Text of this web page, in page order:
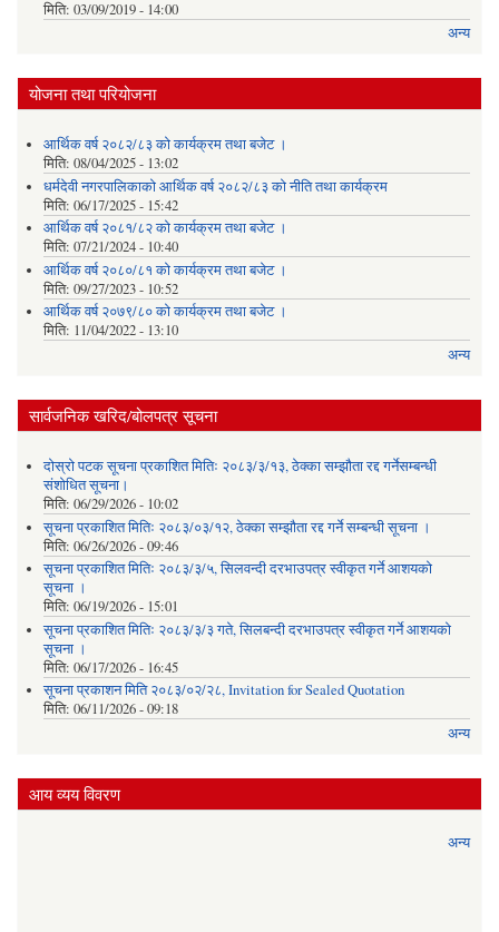
मिति: 03/09/2019 - 14:00
अन्य
योजना तथा परियोजना
आर्थिक वर्ष २०८२/८३ को कार्यक्रम तथा बजेट ।
मिति: 08/04/2025 - 13:02
धर्मदेवी नगरपालिकाको आर्थिक वर्ष २०८२/८३ को नीति तथा कार्यक्रम
मिति: 06/17/2025 - 15:42
आर्थिक वर्ष २०८१/८२ को कार्यक्रम तथा बजेट ।
मिति: 07/21/2024 - 10:40
आर्थिक वर्ष २०८०/८१ को कार्यक्रम तथा बजेट ।
मिति: 09/27/2023 - 10:52
आर्थिक वर्ष २०७९/८० को कार्यक्रम तथा बजेट ।
मिति: 11/04/2022 - 13:10
अन्य
सार्वजनिक खरिद/बोलपत्र सूचना
दोस्रो पटक सूचना प्रकाशित मितिः २०८३/३/१३, ठेक्का सम्झौता रद्द गर्नेसम्बन्धी
संशोधित सूचना।
मिति: 06/29/2026 - 10:02
सूचना प्रकाशित मितिः २०८३/०३/१२, ठेक्का सम्झौता रद्द गर्ने सम्बन्धी सूचना ।
मिति: 06/26/2026 - 09:46
सूचना प्रकाशित मितिः २०८३/३/५, सिलवन्दी दरभाउपत्र स्वीकृत गर्ने आशयको
सूचना ।
मिति: 06/19/2026 - 15:01
सूचना प्रकाशित मितिः २०८३/३/३ गते, सिलबन्दी दरभाउपत्र स्वीकृत गर्ने आशयको
सूचना ।
मिति: 06/17/2026 - 16:45
सूचना प्रकाशन मिति २०८३/०२/२८, Invitation for Sealed Quotation
मिति: 06/11/2026 - 09:18
अन्य
आय व्यय विवरण
अन्य